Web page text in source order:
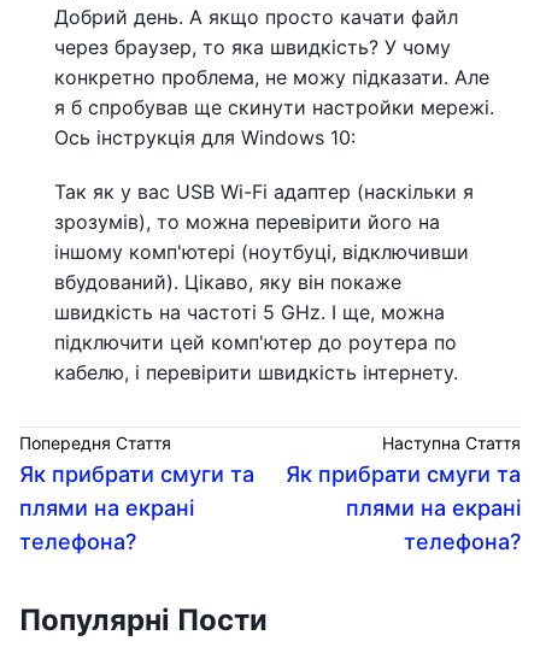
Добрий день. А якщо просто качати файл
через браузер, то яка швидкість? У чому
конкретно проблема, не можу підказати. Але
я б спробував ще скинути настройки мережі.
Ось інструкція для Windows 10:
Так як у вас USB Wi-Fi адаптер (наскільки я
зрозумів), то можна перевірити його на
іншому комп'ютері (ноутбуці, відключивши
вбудований). Цікаво, яку він покаже
швидкість на частоті 5 GHz. І ще, можна
підключити цей комп'ютер до роутера по
кабелю, і перевірити швидкість інтернету.
Попередня Стаття
Як прибрати смуги та
плями на екрані
телефона?
Наступна Стаття
Як прибрати смуги та
плями на екрані
телефона?
Популярні Пости